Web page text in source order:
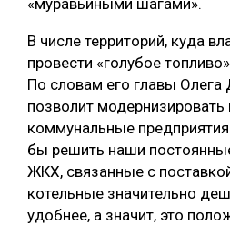
В числе территорий, куда
провести «голубое
По словам его главы Олега
позволит
коммунальные
бы решить наши
ЖКХ, связанные с
котельные значительно
удобнее, а значит, это